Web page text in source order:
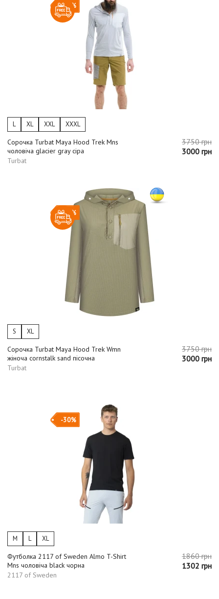
-20%
L XL XXL XXXL
Сорочка Turbat Maya Hood Trek Mns
чоловіча glacier gray сіра
Turbat
3750 грн
3000 грн
-20%
S XL
Сорочка Turbat Maya Hood Trek Wmn
жіноча cornstalk sand пісочна
Turbat
3750 грн
3000 грн
-30%
M L XL
Футболка 2117 of Sweden Almo T-Shirt
Mns чоловіча black чорна
2117 of Sweden
1860 грн
1302 грн